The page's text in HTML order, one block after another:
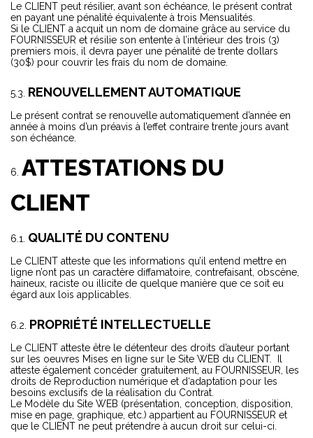
Le CLIENT peut résilier, avant son échéance, le présent contrat
en payant une pénalité équivalente à trois Mensualités.
Si le CLIENT a acquit un nom de domaine grâce au service du
FOURNISSEUR et résilie son entente à l’intérieur des trois (3)
premiers mois, il devra payer une pénalité de trente dollars
(30$) pour couvrir les frais du nom de domaine.
RENOUVELLEMENT AUTOMATIQUE
Le présent contrat se renouvelle automatiquement d’année en
année à moins d’un préavis à l’effet contraire trente jours avant
son échéance.
ATTESTATIONS DU
CLIENT
QUALITÉ DU CONTENU
Le CLIENT atteste que les informations qu’il entend mettre en
ligne n’ont pas un caractère diffamatoire, contrefaisant, obscène,
haineux, raciste ou illicite de quelque manière que ce soit eu
égard aux lois applicables.
PROPRIÉTÉ INTELLECTUELLE
Le CLIENT atteste être le détenteur des droits d’auteur portant
sur les oeuvres Mises en ligne sur le Site WEB du CLIENT. Il
atteste également concéder gratuitement, au FOURNISSEUR, les
droits de Reproduction numérique et d‘adaptation pour les
besoins exclusifs de la réalisation du Contrat.
Le Modèle du Site WEB (présentation, conception, disposition,
mise en page, graphique, etc.) appartient au FOURNISSEUR et
que le CLIENT ne peut prétendre à aucun droit sur celui-ci.